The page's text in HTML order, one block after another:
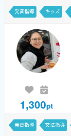
発音指導 キッズ
1,300pt
発音指導 文法指導